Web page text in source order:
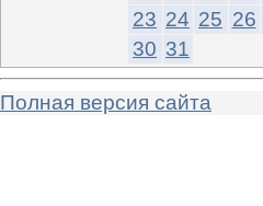
23 24 25 26
30 31
Полная версия сайта